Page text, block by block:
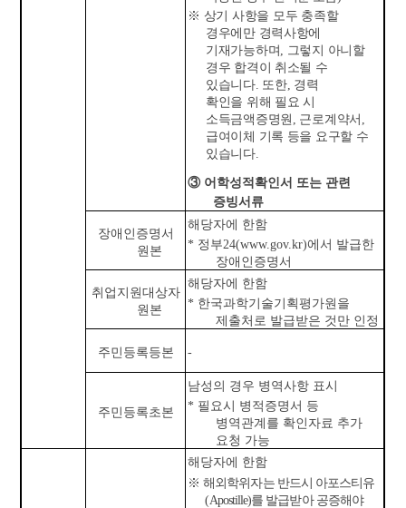
※ 상기 사항을 모두 충족할
경우에만 경력사항에
기재가능하며
그렇지 아니할
경우 합격이 취소될 수
있습니다. 또한, 경력
확인을 위해 필요 시
소득금액증명원
근로계약서
급여이체 기록 등을 요구할 수
있습니다.
③ 어학성적확인서 또는 관련
증빙서류
장애인증명서
원본
해당자에 한함
* 정부24(www.gov.kr)에서 발급한
장애인증명서
취업지원대상자
원본
해당자에 한함
* 한국과학기술기획평가원을
제출처로 발급받은 것만 인정
주민등록등본 -
주민등록초본
남성의 경우 병역사항 표시
* 필요시 병적증명서 등
병역관계를 확인자료 추가
요청 가능
해당자에 한함
※해외학위자는 반드시 아포스티유
(Apostille)를 발급받아 공증해야